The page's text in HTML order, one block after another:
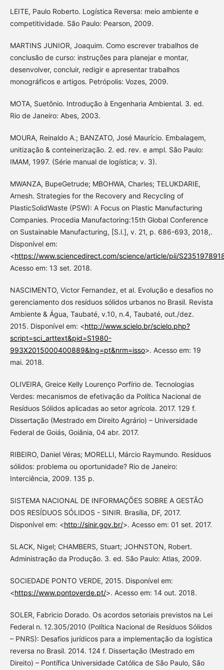
LEITE, Paulo Roberto. Logística Reversa: meio ambiente e
competitividade. São Paulo: Pearson, 2009.
MARTINS JUNIOR, Joaquim. Como escrever trabalhos de
conclusão de curso: instruções para planejar e montar,
desenvolver, concluir, redigir e apresentar trabalhos
monográficos e artigos. Petrópolis: Vozes, 2009.
MOTA, Suetônio. Introdução à Engenharia Ambiental. 3. ed.
Rio de Janeiro: Abes, 2003.
MOURA, Reinaldo A.; BANZATO, José Maurício. Embalagem,
unitização & conteinerização. 2. ed. rev. e ampl. São Paulo:
IMAM, 1997. (Série manual de logística; v. 3).
MWANZA, BupeGetrude; MBOHWA, Charles; TELUKDARIE,
Arnesh. Strategies for the Recovery and Recycling of
PlasticSolidWaste (PSW): A Focus on Plastic Manufacturing
Companies. Procedia Manufactoring:15th Global Conference
on Sustainable Manufacturing, [S.l.], v. 21, p. 686-693, 2018,.
Disponível em:
<https://www.sciencedirect.com/science/article/pii/
Acesso em: 13 set. 2018.
NASCIMENTO, Victor Fernandez, et al. Evolução e desafios no
gerenciamento dos resíduos sólidos urbanos no Brasil. Revista
Ambiente & Água, Taubaté, v.10, n.4, Taubaté, out./dez.
2015. Disponível em: <http://www.scielo.br/scielo.php?
script=sci_arttext&pid=S1980-
993X2015000400889&lng=pt&nrm=isso>. Acesso em: 19
mai. 2018.
OLIVEIRA, Greice Kelly Lourenço Porfírio de. Tecnologias
Verdes: mecanismos de efetivação da Política Nacional de
Resíduos Sólidos aplicadas ao setor agrícola. 2017. 129 f.
Dissertação (Mestrado em Direito Agrário) – Universidade
Federal de Goiás, Goiânia, 04 abr. 2017.
RIBEIRO, Daniel Véras; MORELLI, Márcio Raymundo. Resíduos
sólidos: problema ou oportunidade? Rio de Janeiro:
Interciência, 2009. 135 p.
SISTEMA NACIONAL DE INFORMAÇÕES SOBRE A GESTÃO
DOS RESÍDUOS SÓLIDOS - SINIR. Brasília, DF, 2017.
Disponível em: <http://sinir.gov.br/>. Acesso em: 01 set. 2017.
SLACK, Nigel; CHAMBERS, Stuart; JOHNSTON, Robert.
Administração da Produção. 3. ed. São Paulo: Atlas, 2009.
SOCIEDADE PONTO VERDE, 2015. Disponível em:
<https://www.pontoverde.pt/>. Acesso em: 14 out. 2018.
SOLER, Fabricio Dorado. Os acordos setoriais previstos na Lei
Federal n. 12.305/2010 (Política Nacional de Resíduos Sólidos
– PNRS): Desafios jurídicos para a implementação da logística
reversa no Brasil. 2014. 124 f. Dissertação (Mestrado em
Direito) – Pontífica Universidade Católica de São Paulo, São